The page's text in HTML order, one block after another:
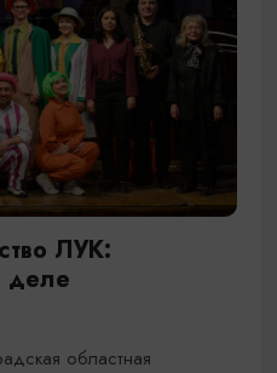
ЛУК:
деле
областная